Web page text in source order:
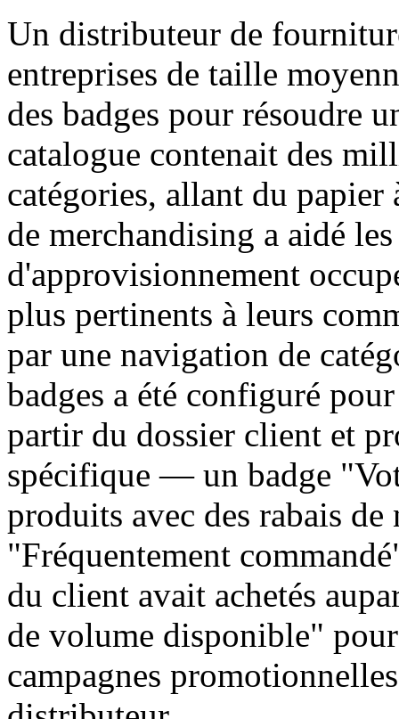
Un distributeur de
entreprises de taille
des badges pour résoudre
catalogue contenait des
catégories, allant du papier
de merchandising a aidé
d'approvisionnement
plus pertinents à leurs
par une navigation de
badges a été configuré
partir du dossier client et
spécifique — un badge
produits avec des rabais
"Fréquentement
du client avait achetés
de volume disponible"
campagnes